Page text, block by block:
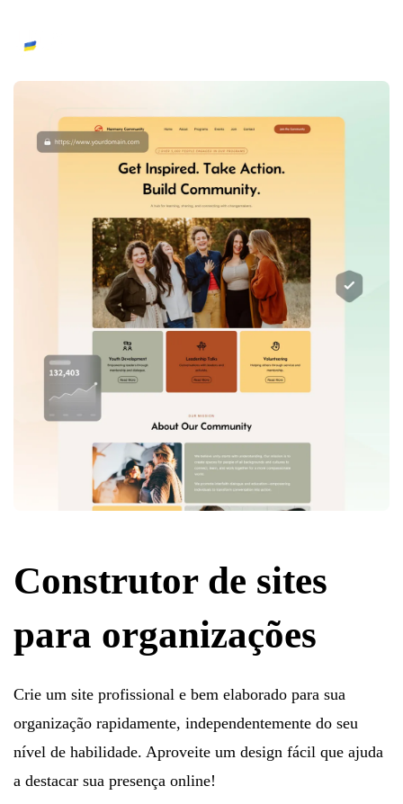
Construtor de sites
para organizações
Crie um site profissional e bem elaborado para sua
organização rapidamente, independentemente do seu
nível de habilidade. Aproveite um design fácil que ajuda
a destacar sua presença online!